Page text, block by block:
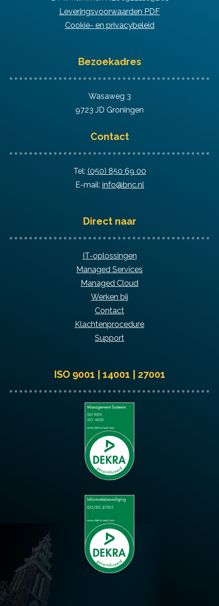
Leveringsvoorwaarden PDF
Cookie- en privacybeleid
Bezoekadres
Wasaweg 3
9723 JD Groningen
Contact
Tel: (050) 850 69 00
E-mail: info@bnc.nl
Direct naar
IT-oplossingen
Managed Services
Managed Cloud
Werken bij
Contact
Klachtenprocedure
Support
ISO 9001 | 14001 | 27001